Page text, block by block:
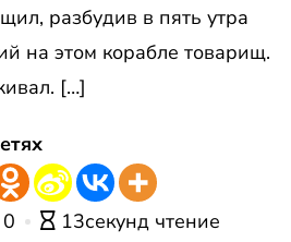
разбудив в пять утра
на этом корабле товарищ.
[…]
0 13секунд чтение